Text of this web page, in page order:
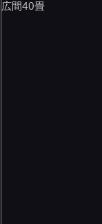
広間40畳